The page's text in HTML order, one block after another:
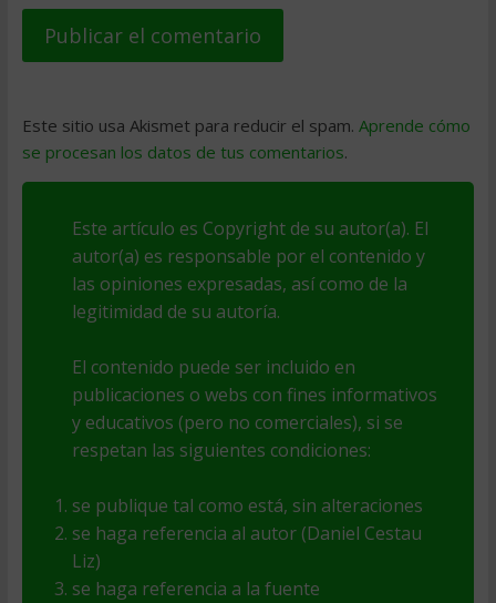
Este sitio usa Akismet para reducir el spam. Aprende cómo
se procesan los datos de tus comentarios.
Este artículo es Copyright de su autor(a). El
autor(a) es responsable por el contenido y
las opiniones expresadas, así como de la
legitimidad de su autoría.
El contenido puede ser incluido en
publicaciones o webs con fines informativos
y educativos (pero no comerciales), si se
respetan las siguientes condiciones:
se publique tal como está, sin alteraciones
se haga referencia al autor (Daniel Cestau
Liz)
se haga referencia a la fuente